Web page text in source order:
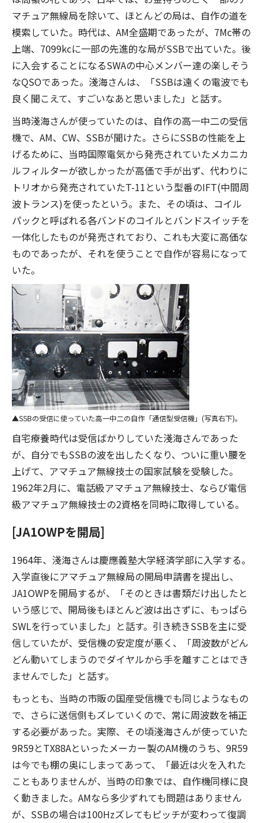
マチュア無線局を除いて、ほとんどの局は、自作の道を
模索していた。時代は、AM全盛期であったが、7Mc帯の
上端、7099kcに一部の先進的な局がSSBで出ていた。後
に入会することになるSWAの中心メンバー達の楽しそう
なQSOであった。淺海さんは、「SSBは遠くの電波でも
良く聞こえて、すごいなあと思いました」と話す。
当時淺海さんが使っていたのは、自作の高一中二の受信
機で、AM、CW、SSBが聞けた。さらにSSBの性能を上
げるために、当時国際電気から発売されていたメカニカ
ルフィルターが欲しかったが高価で手が出ず、代わりに
トリオから発売されていたT-11という型番のIFT(中間周
波トランス)を使ったという。また、その頃は、コイル
パックと呼ばれる各バンドのコイルとバンドスイッチを
一体化したものが発売されており、これも大変に高価な
ものであったが、それを使うことで自作が容易になって
いた。
SSBの受信に使っていた高一中二の自作「通信型受信機」(写真右下)。
自宅療養時代は受信ばかりしていた淺海さんであった
が、自分でもSSBの波を出したくなり、ついに重い腰を
上げて、アマチュア無線技士の国家試験を受験した。
1962年2月に、電話級アマチュア無線技士、ならび電信
級アマチュア無線技士の2資格を同時に取得している。
[JA1OWPを開局]
1964年、淺海さんは慶應義塾大学経済学部に入学する。
入学直後にアマチュア無線局の開局申請書を提出し、
JA1OWPを開局するが、「そのときは書類だけ出したと
いう感じで、開局後もほとんど波は出さずに、もっぱら
SWLを行っていました」と話す。引き続きSSBを主に受
信していたが、受信機の安定度が悪く、「周波数がどん
どん動いてしまうのでダイヤルから手を離すことはでき
ませんでした」と話す。
もっとも、当時の市販の国産受信機でも同じようなもの
で、さらに送信側もズレていくので、常に周波数を補正
する必要があった。実際、その頃淺海さんが使っていた
9R59とTX88Aといったメーカー製のAM機のうち、9R59
は今でも棚の奥にしまってあって、「最近は火を入れた
こともありませんが、当時の印象では、自作機同様に良
く動きました。AMなら多少ずれても問題はありません
が、SSBの場合は100Hzズレてもピッチが変わって復調